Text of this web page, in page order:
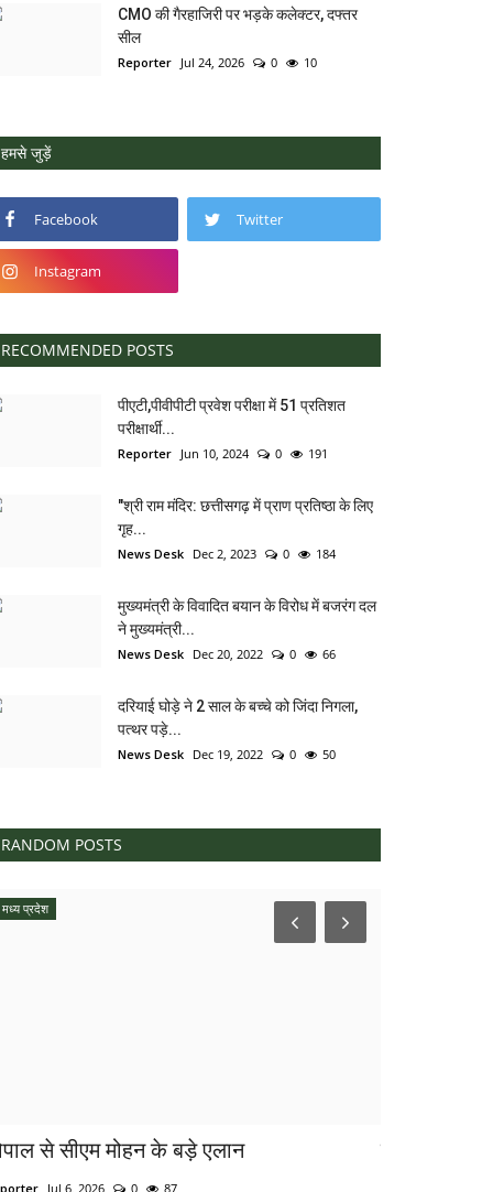
CMO की गैरहाजिरी पर भड़के कलेक्टर, दफ्तर
सील
Reporter Jul 24, 2026 0 10
हमसे जुड़ें
Facebook Twitter
Instagram
RECOMMENDED POSTS
पीएटी,पीवीपीटी प्रवेश परीक्षा में 51 प्रतिशत
परीक्षार्थी...
Reporter Jun 10, 2024 0 191
"श्री राम मंदिर: छत्तीसगढ़ में प्राण प्रतिष्ठा के लिए
गृह...
News Desk Dec 2, 2023 0 184
मुख्यमंत्री के विवादित बयान के विरोध में बजरंग दल
ने मुख्यमंत्री...
News Desk Dec 20, 2022 0 66
दरियाई घोड़े ने 2 साल के बच्चे को जिंदा निगला,
पत्थर पड़े...
News Desk Dec 19, 2022 0 50
RANDOM POSTS
मध्य प्रदेश
से सीएम मोहन के बड़े एलान
Jul 6, 2026 0 87